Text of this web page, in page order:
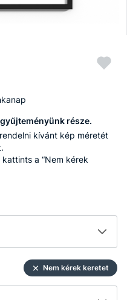
része.
kívánt kép méretét
a “Nem kérek
Nem kérek keretet